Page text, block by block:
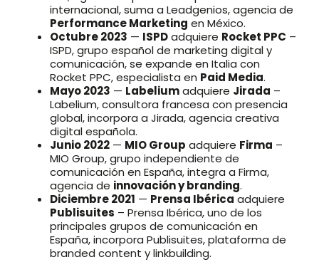
internacional, suma a Leadgenios, agencia de
Performance Marketing en México.
Octubre 2023 — ISPDadquiere Rocket PPC –
ISPD, grupo español de marketing digital y
comunicación, se expande en Italia con
Rocket PPC, especialista en Paid Media.
Mayo 2023 — Labeliumadquiere Jirada –
Labelium, consultora francesa con presencia
global, incorpora a Jirada, agencia creativa
digital española.
Junio 2022 — MIO Group adquiere Firma –
MIO Group, grupo independiente de
comunicación en España, integra a Firma,
agencia de innovación y branding.
Diciembre 2021 — Prensa Ibérica adquiere
Publisuites – Prensa Ibérica, uno de los
principales grupos de comunicación en
España, incorpora Publisuites, plataforma de
branded content y linkbuilding.